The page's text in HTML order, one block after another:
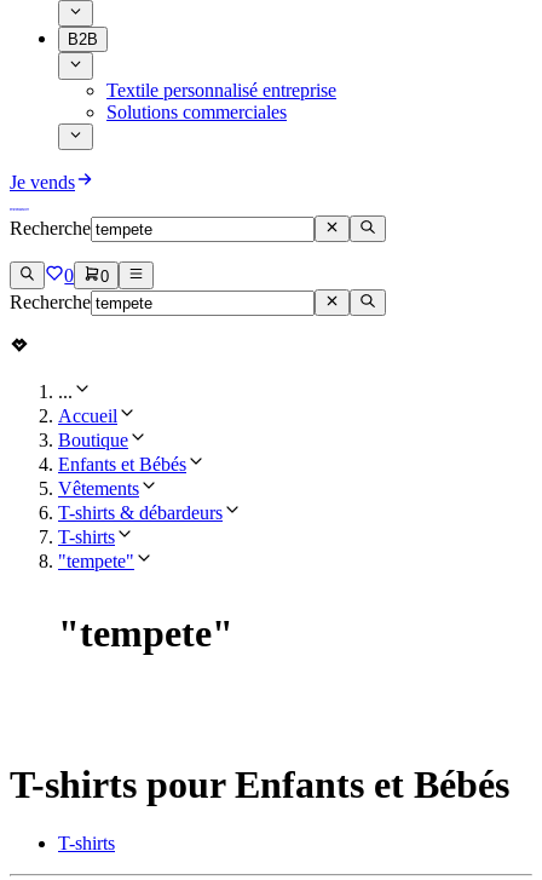
B2B
Textile personnalisé entreprise
Solutions commerciales
Je vends
Recherche
0 0
Recherche
...
Accueil
Boutique
Enfants et Bébés
Vêtements
T-shirts & débardeurs
T-shirts
"tempete"
"tempete"
T-shirts pour Enfants et Bébés
T-shirts